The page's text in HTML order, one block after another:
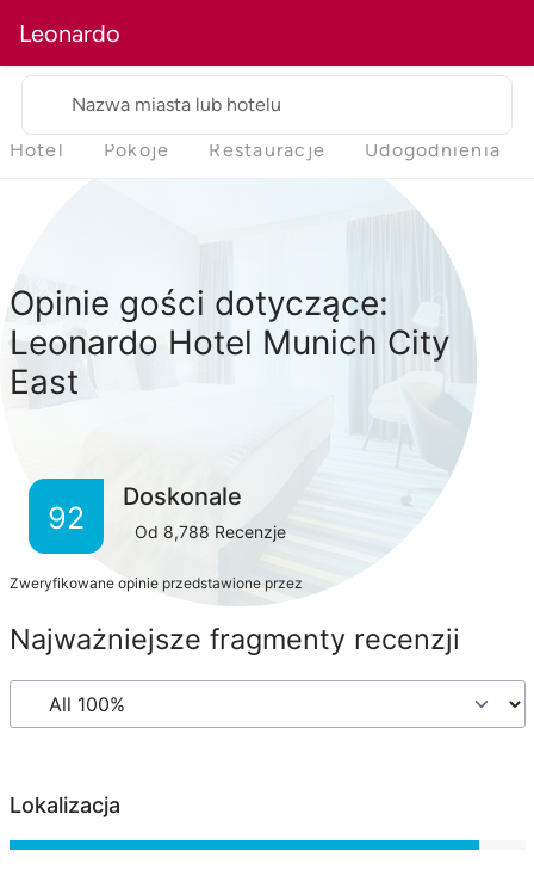
Leonardo
Nazwa miasta lub hotelu
Hotel Pokoje Restauracje Udogodnienia
Opinie gości dotyczące:
Leonardo Hotel Munich City
East
92
Doskonale
Od 8,788 Recenzje
Zweryfikowane opinie przedstawione przez
Najważniejsze fragmenty recenzji
Lokalizacja